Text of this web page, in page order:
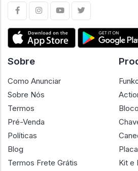
Sobre
Como Anunciar
Sobre Nós
Termos
Pré-Venda
Políticas
Blog
Termos Frete Grátis
Kit e